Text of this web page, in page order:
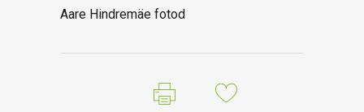
Aare Hindremäe fotod